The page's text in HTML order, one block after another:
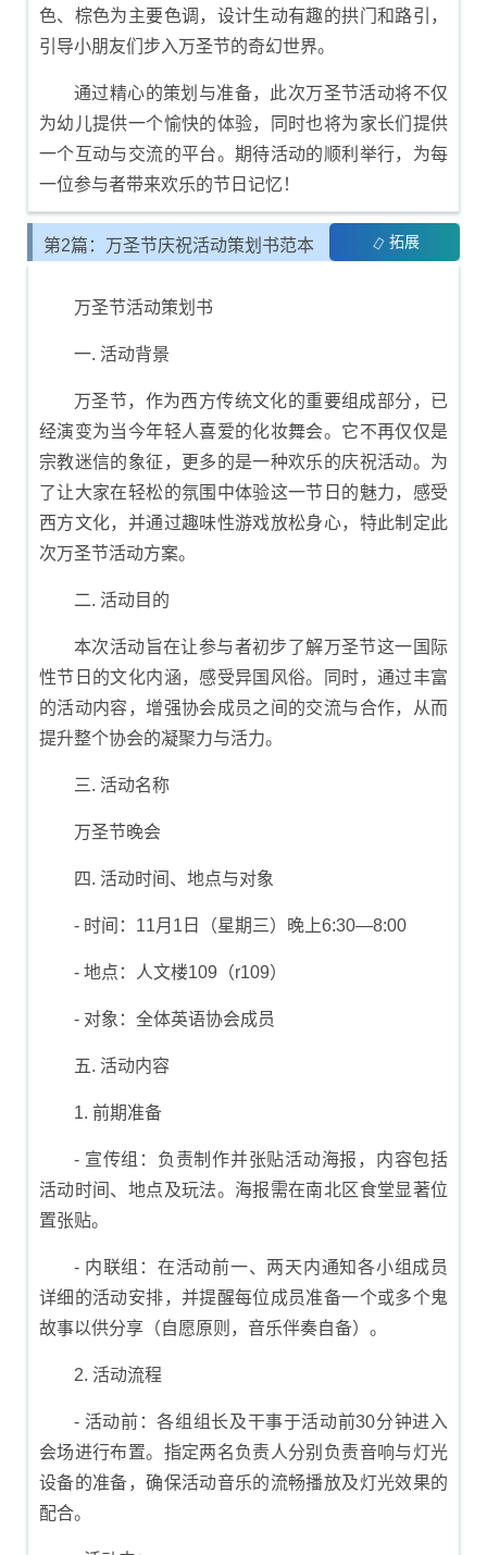
色、棕色为主要色调，设计生动有趣的拱门和路引，
引导小朋友们步入万圣节的奇幻世界。
通过精心的策划与准备，此次万圣节活动将不仅
为幼儿提供一个愉快的体验，同时也将为家长们提供
一个互动与交流的平台。期待活动的顺利举行，为每
一位参与者带来欢乐的节日记忆！
第2篇：万圣节庆祝活动策划书范本 拓展
万圣节活动策划书
一. 活动背景
万圣节，作为西方传统文化的重要组成部分，已
经演变为当今年轻人喜爱的化妆舞会。它不再仅仅是
宗教迷信的象征，更多的是一种欢乐的庆祝活动。为
了让大家在轻松的氛围中体验这一节日的魅力，感受
西方文化，并通过趣味性游戏放松身心，特此制定此
次万圣节活动方案。
二. 活动目的
本次活动旨在让参与者初步了解万圣节这一国际
性节日的文化内涵，感受异国风俗。同时，通过丰富
的活动内容，增强协会成员之间的交流与合作，从而
提升整个协会的凝聚力与活力。
三. 活动名称
万圣节晚会
四. 活动时间、地点与对象
- 时间：11月1日（星期三）晚上6:30—8:00
- 地点：人文楼109（r109）
- 对象：全体英语协会成员
五. 活动内容
1. 前期准备
- 宣传组：负责制作并张贴活动海报，内容包括
活动时间、地点及玩法。海报需在南北区食堂显著位
置张贴。
- 内联组：在活动前一、两天内通知各小组成员
详细的活动安排，并提醒每位成员准备一个或多个鬼
故事以供分享（自愿原则，音乐伴奏自备）。
2. 活动流程
- 活动前：各组组长及干事于活动前30分钟进入
会场进行布置。指定两名负责人分别负责音响与灯光
设备的准备，确保活动音乐的流畅播放及灯光效果的
配合。